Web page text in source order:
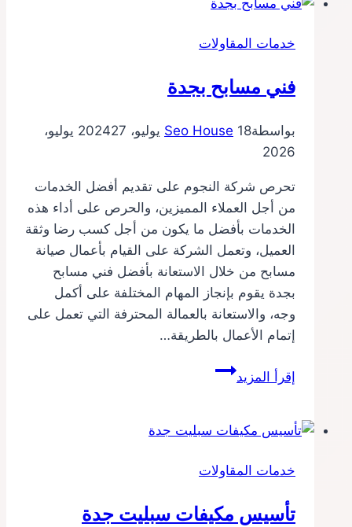
بجدة
خدمات المقاولات
فني مسابح بجدة
بواسطة Seo House 18 يوليو، 2024
27 يوليو،
2026
تحرص شركة النجوم على تقديم أفضل الخدمات
من أجل العملاء المميزين، والحرص على أداء هذه
الخدمات بأفضل ما يكون من أجل كسب رضا وثقة
العميل، وتعمل الشركة على القيام بأعمال صيانة
مسابح من خلال الاستعانة بأفضل فني مسابح
بجدة يقوم بإنجاز المهام المختلفة على أكمل
وجه، والاستعانة بالعمالة المحترفة التي تعمل على
إتمام الأعمال بالطريقة…
إقرأ المزيدفني
خدمات المقاولات
تأسيس مكيفات سبليت جدة